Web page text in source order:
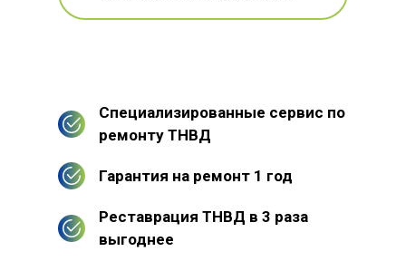
Специализированные сервис по
ремонту ТНВД
Гарантия на ремонт 1 год
Реставрация ТНВД в 3 раза
выгоднее